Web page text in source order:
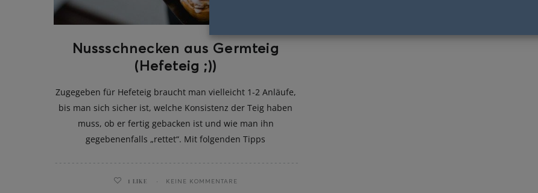
Nussschnecken aus Germteig
(Hefeteig ;))
Zugegeben für Hefeteig braucht man vielleicht 1-2 Anläufe,
bis man sich sicher ist, welche Konsistenz der Teig haben
muss, ob er fertig gebacken ist und wie man ihn
gegebenenfalls „rettet“. Mit folgenden Tipps
1 LIKE KEINE KOMMENTARE